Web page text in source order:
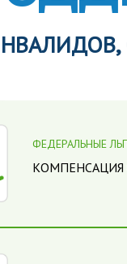
ФЕДЕРАЛЬНЫЕ
КОМПЕНСАЦИЯ